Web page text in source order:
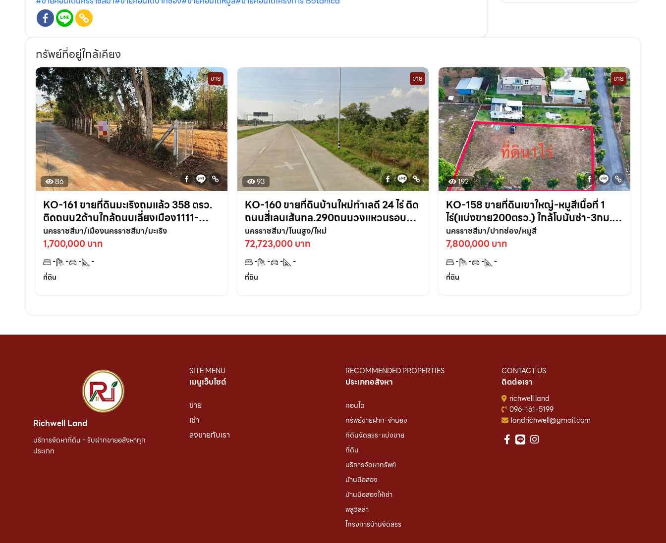
ทรัพย์ที่อยู่ใกล้เคียง
ขาย
86
KO-161 ขายที่ดินมะเริงถมแล้ว 358 ตรว.
ติดถนน2ด้านใกล้ถนนเลี่ยงเมือง1111-
2.7กม. อ.เมืองนครราชสีมา
นครราชสีมา/เมืองนครราชสีมา/มะเริง
1,700,000 บาท
- - -
-
ที่ดิน
ขาย
93
KO-160 ขายที่ดินบ้านใหม่ทำเลดี 24 ไร่ ติด
ถนนสี่เลนเส้นทล.290ถนนวงแหวนรอบ
เมือง ใกล้ถนนมิตรภาพ2-700เมตร
อ.โนนสูง จ.นครราชสีมา
นครราชสีมา/โนนสูง/ใหม่
72,723,000 บาท
- - -
-
ที่ดิน
ขาย
192
KO-158 ขายที่ดินเขาใหญ่-หมูสีเนื้อที่ 1
ไร่(แบ่งขาย200ตรว.) ใกล้โบนันซ่า-3กม.
อ.ปากช่อง จ.นครราชสีมา
นครราชสีมา/ปากช่อง/หมูสี
7,800,000 บาท
- - -
-
ที่ดิน
Richwell Land
บริการจัดหาที่ดิน - รับฝากขายอสังหาทุก
ประเภท
SITE MENU
เมนูเว็บไซต์
ขาย
เช่า
ลงขายกับเรา
RECOMMENDED PROPERTIES
ประเภทอสังหา
คอนโด
ทรัพย์ขายฝาก-จำนอง
ที่ดินจัดสรร-แบ่งขาย
ที่ดิน
บริการจัดหาทรัพย์
บ้านมือสอง
บ้านมือสองให้เช่า
พลูวิลล่า
โครงการบ้านจัดสรร
CONTACT US
ติดต่อเรา
richwell land
096-161-5199
landrichwell@gmail.com